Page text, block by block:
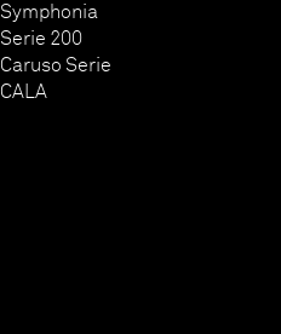
Symphonia
Serie 200
Caruso Serie
CALA